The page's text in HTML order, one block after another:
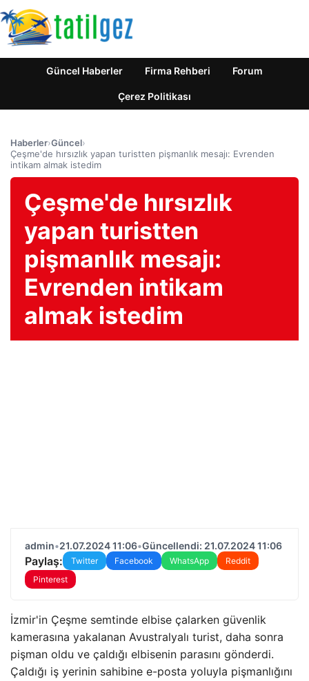
Güncel Haberler Firma Rehberi Forum
Çerez Politikası
Haberler›Güncel›
Çeşme'de hırsızlık yapan turistten pişmanlık mesajı: Evrenden
intikam almak istedim
Çeşme'de hırsızlık
yapan turistten
pişmanlık mesajı:
Evrenden intikam
almak istedim
admin•21.07.2024 11:06•Güncellendi: 21.07.2024 11:06
Paylaş: Twitter Facebook WhatsApp
Reddit
Pinterest
İzmir'in Çeşme semtinde elbise çalarken güvenlik
kamerasına yakalanan Avustralyalı turist, daha sonra
pişman oldu ve çaldığı elbisenin parasını gönderdi.
Çaldığı iş yerinin sahibine e-posta yoluyla pişmanlığını